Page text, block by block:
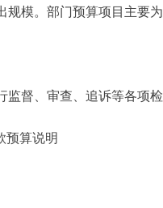
模。部门预算项目主要
督、审查、追诉等各项检
算说明